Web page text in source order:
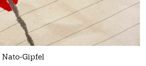
Gipfel